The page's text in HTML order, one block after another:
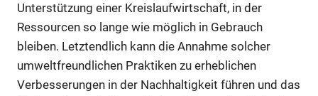
Unterstützung einer Kreislaufwirtschaft, in der
Ressourcen so lange wie möglich in Gebrauch
bleiben. Letztendlich kann die Annahme solcher
umweltfreundlichen Praktiken zu erheblichen
Verbesserungen in der Nachhaltigkeit führen und das